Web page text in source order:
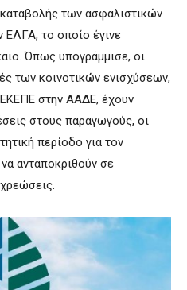
των ασφαλιστικών
το οποίο έγινε
Όπως υπογράμμισε, οι
των κοινοτικών ενισχύσεων,
στην ΑΑΔΕ, έχουν
στους παραγωγούς, οι
περίοδο για τον
ανταποκριθούν σε